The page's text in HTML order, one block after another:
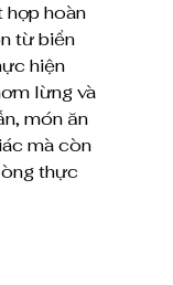
hợp hoàn
từ biển
hiện
lừng và
món ăn
mà còn
thực